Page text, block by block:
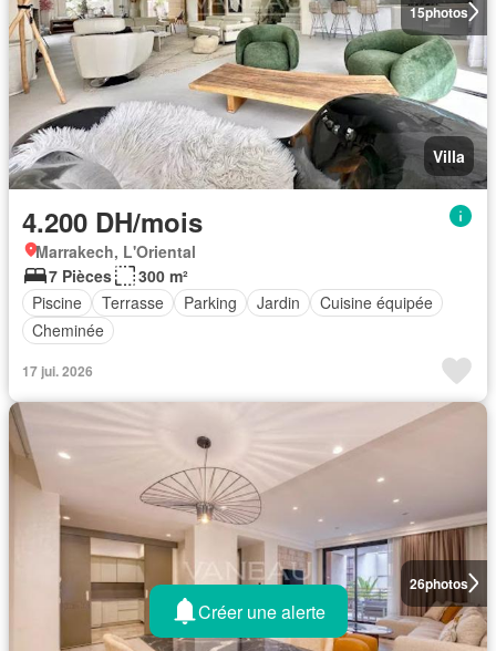
15photos
Villa
4.200 DH/mois
Marrakech, L'Oriental
7 Pièces
300 m²
Piscine
Terrasse Parking Jardin
Cuisine équipée
Cheminée
17 jui. 2026
26photos
Créer une alerte